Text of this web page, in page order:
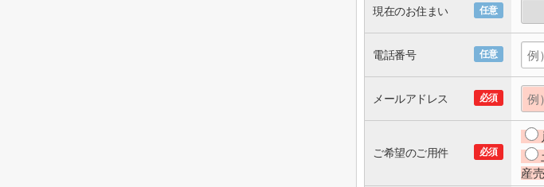
任意
現在のお住まい
任意
電話番号
必須
メールアドレス
必須
ご希望のご用件
産